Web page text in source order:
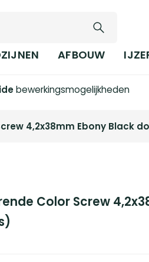
AFBOUW
bewerkingsmogelijkheden
4,2x38mm Ebony Black
Color Screw